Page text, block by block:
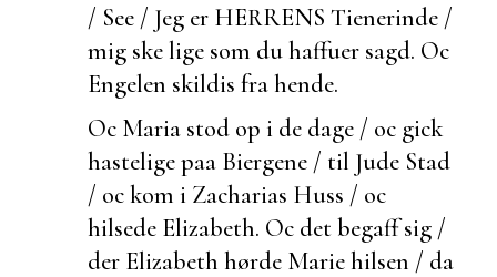
/ See / Jeg er HERRENS Tienerinde /
mig ske lige som du haffuer sagd. Oc
Engelen skildis fra hende.
Oc Maria stod op i de dage / oc gick
hastelige paa Biergene / til Jude Stad
/ oc kom i Zacharias Huss / oc
hilsede Elizabeth. Oc detbegaff sig /
der Elizabeth hørde Marie hilsen / da